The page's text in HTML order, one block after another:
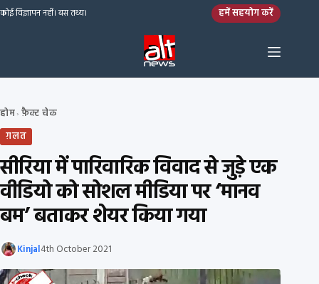
Skip to content
कोई विज्ञापन नहीं। बस तथ्य। हमें सहयोग करें
होम› फ़ैक्ट चेक
ग़लत
सीरिया में पारिवारिक विवाद से जुड़े एक
वीडियो को सोशल मीडिया पर ‘मानव
बम’ बताकर शेयर किया गया
Kinjal4th October 2021